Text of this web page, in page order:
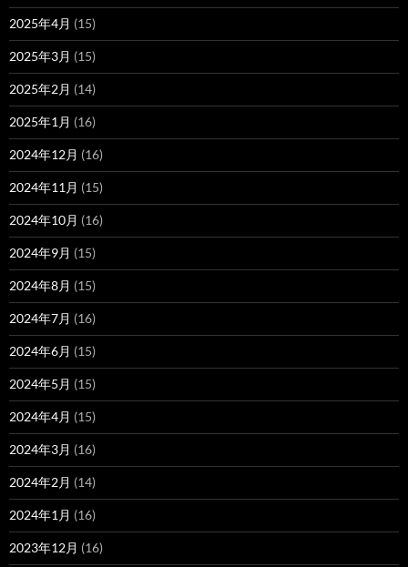
2025年4月 (15)
2025年3月 (15)
2025年2月 (14)
2025年1月 (16)
2024年12月 (16)
2024年11月 (15)
2024年10月 (16)
2024年9月 (15)
2024年8月 (15)
2024年7月 (16)
2024年6月 (15)
2024年5月 (15)
2024年4月 (15)
2024年3月 (16)
2024年2月 (14)
2024年1月 (16)
2023年12月 (16)